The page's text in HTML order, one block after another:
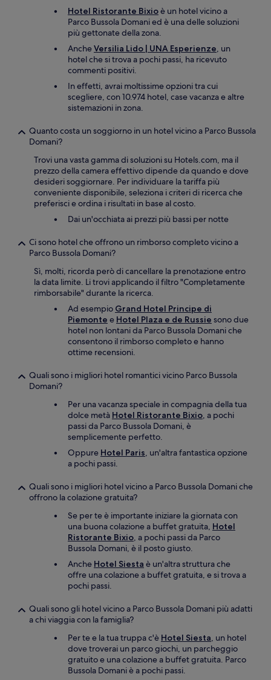
Hotel Ristorante Bixioè un hotel vicino a
Parco Bussola Domani ed è una delle soluzioni
più gettonate della zona.
AncheVersilia Lido | UNA Esperienze, un
hotel che si trova a pochi passi, ha ricevuto
commenti positivi.
In effetti, avrai moltissime opzioni tra cui
scegliere, con 10.974 hotel, case vacanza e altre
sistemazioni in zona.
Quanto costa un soggiorno in un hotel vicino a Parco Bussola
Domani?
Trovi una vasta gamma di soluzioni su Hotels.com, ma il
prezzo della camera effettivo dipende da quando e dove
desideri soggiornare. Per individuare la tariffa più
conveniente disponibile, seleziona i criteri di ricerca che
preferisci e ordina i risultati in base al costo.
Dai un'occhiata ai prezzi più bassi per notte
Ci sono hotel che offrono un rimborso completo vicino a
Parco Bussola Domani?
Sì, molti, ricorda però di cancellare la prenotazione entro
la data limite. Li trovi applicando il filtro "Completamente
rimborsabile" durante la ricerca.
Ad esempio Grand Hotel Principe di
Piemonte e Hotel Plaza e de Russie sono due
hotel non lontani da Parco Bussola Domani che
consentono il rimborso completo e hanno
ottime recensioni.
Quali sono i migliori hotel romantici vicino Parco Bussola
Domani?
Per una vacanza speciale in compagnia della tua
dolce metà Hotel Ristorante Bixio, a pochi
passi da Parco Bussola Domani, è
semplicemente perfetto.
Oppure Hotel Paris, un'altra fantastica opzione
a pochi passi.
Quali sono i migliori hotel vicino a Parco Bussola Domani che
offrono la colazione gratuita?
Se per te è importante iniziare la giornata con
una buona colazione a buffet gratuita, Hotel
Ristorante Bixio, a pochi passi da Parco
Bussola Domani, è il posto giusto.
Anche Hotel Siesta è un'altra struttura che
offre una colazione a buffet gratuita, e si trova a
pochi passi.
Quali sono gli hotel vicino a Parco Bussola Domani più adatti
a chi viaggia con la famiglia?
Per te e la tua truppa c'è Hotel Siesta, un hotel
dove troverai un parco giochi, un parcheggio
gratuito e una colazione a buffet gratuita. Parco
Bussola Domani è a pochi passi.